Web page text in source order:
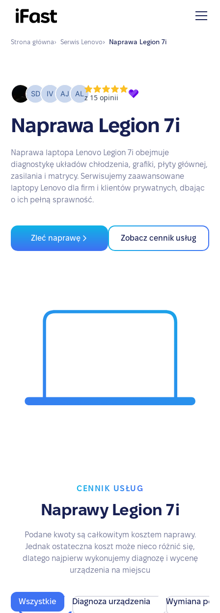
Strona główna› Serwis Lenovo› Naprawa Legion 7i
Naprawa Legion 7i
Naprawa laptopa Lenovo Legion 7i obejmuje
diagnostykę układów chłodzenia, grafiki, płyty głównej,
zasilania i matrycy. Serwisujemy zaawansowane
laptopy Lenovo dla firm i klientów prywatnych, dbając
o ich pełną sprawność.
Zleć naprawę Zobacz cennik usług
CENNIK USŁUG
Naprawy Legion 7i
Podane kwoty są całkowitym kosztem naprawy.
Jednak ostateczna koszt może nieco różnić się,
dlatego najpierw wykonujemy diagnozę i wycenę
urządzenia na miejscu
Wszystkie Diagnoza urządzenia Wymiana